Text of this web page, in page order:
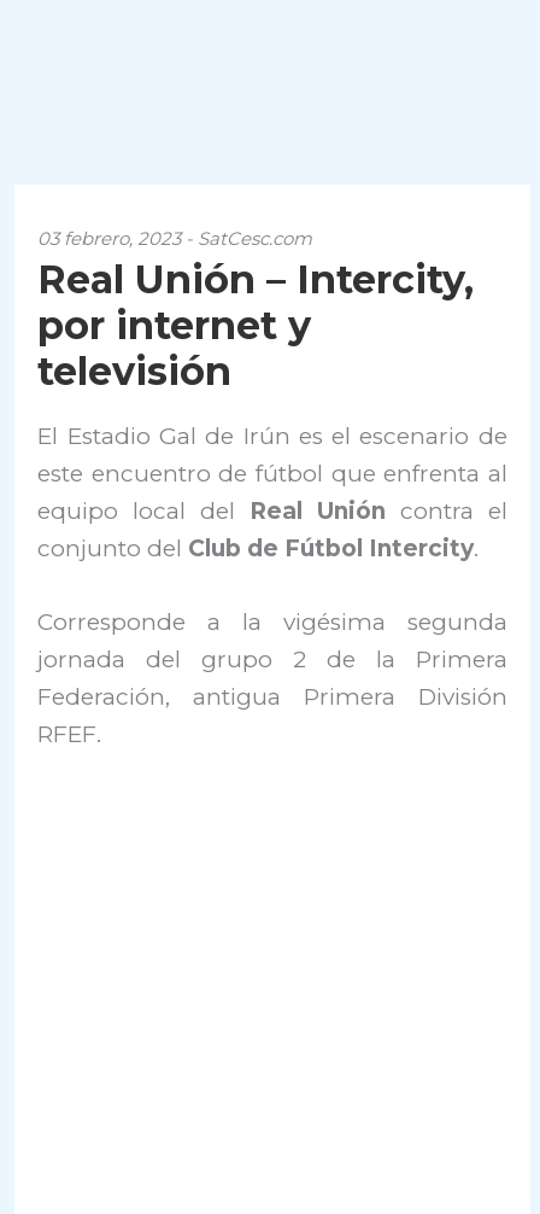
03 febrero, 2023 - SatCesc.com
Real Unión – Intercity,
por internet y
televisión
El Estadio Gal de Irún es el escenario de
este encuentro de fútbol que enfrenta al
equipo local del Real Unión contra el
conjunto del Club de Fútbol Intercity.
Corresponde a la vigésima segunda
jornada del grupo 2 de la Primera
Federación, antigua Primera División
RFEF.